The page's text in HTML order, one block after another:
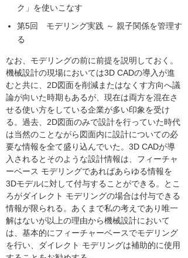
ク」を使いこなす
第5回 モデリング実践 ～ 親子関係を管理す
る
なお、モデリングの前に前提を説明しておく。
機械設計の現場においては3D CADの導入が進
むと共に、2D図面を削減またはなくす方向へ議
論が向いた時期もあるが、現在は両方を混在さ
せる使い方をしている企業が多い印象を受け
る。過去、2D図面のみで設計を行っていた時代
は当然のことながら図面内に設計についての必
要な情報を全て盛り込んでいた。3D CADが導
入されるとそのような設計情報は、フィーチャ
ーベース モデリングであればあらゆる情報を
3Dモデルに対して付与することができる。とこ
ろがダイレクト モデリングの場合は付与できる
情報が限られる。あくまで私の考えであり唯一
解はないが以上の理由から機械設計において
は、基本的にフィーチャーベースでモデリング
を行い、ダイレクト モデリングは補助的に使用